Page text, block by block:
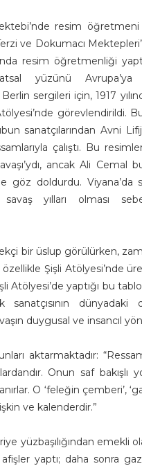
resim öğretmeni
ve Dokumacı
resim öğretmenliği
yüzünü Avrupa’ya
sergileri için, 1917
görevlendirildi.
sanatçılarından Avni
çalıştı. Bu
ancak Ali
göz doldurdu.
yılları olması
bir üslup görülürken,
özellikle Şişli Atölyesi’nde
Atölyesi’de yaptığı bu
dünyadaki
duygusal ve insancıl
aktarmaktadır:
Onun saf bakışlı
O ‘feleğin çemberi’,
ve kalenderdir.”
yüzbaşılığından emekli
yaptı; daha sonra